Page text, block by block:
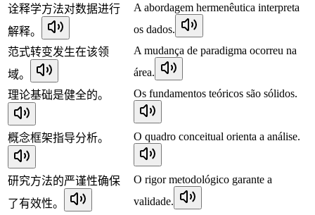
诠释学方法对数据进行
解释。
A abordagem hermenêutica interpreta
os dados.
范式转变发生在该领
域。
A mudança de paradigma ocorreu na
área.
理论基础是健全的。
Os fundamentos teóricos são sólidos.
概念框架指导分析。 O quadro conceitual orienta a análise.
研究方法的严谨性确保
了有效性。
O rigor metodológico garante a
validade.